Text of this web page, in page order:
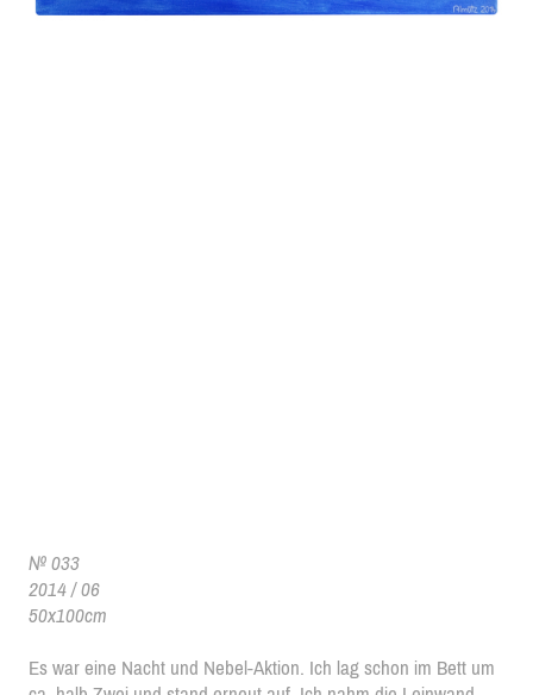
№ 033
2014 / 06
50x100cm
Es war eine Nacht und Nebel-Aktion. Ich lag schon im Bett um